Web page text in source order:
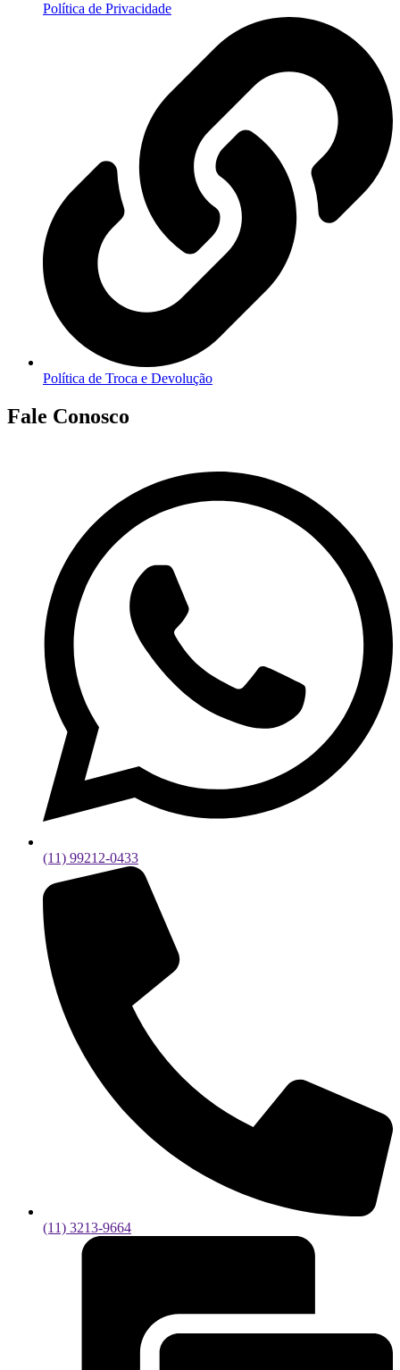
Política de Privacidade
Política de Troca e Devolução
Fale Conosco
(11) 99212-0433
(11) 3213-9664